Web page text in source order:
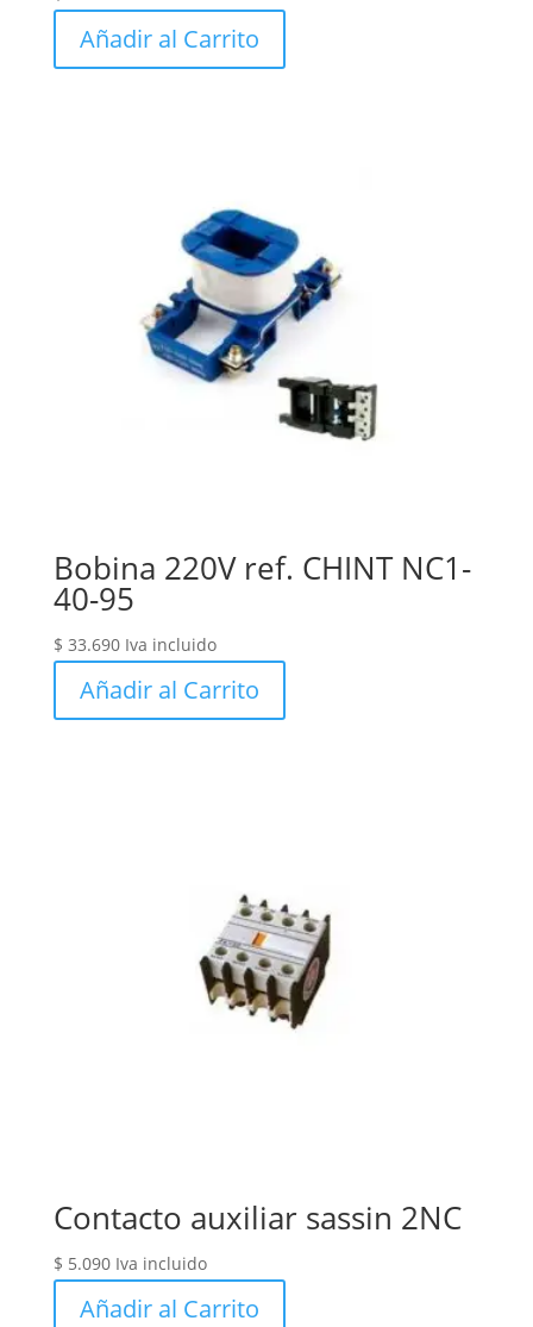
Añadir al Carrito
Bobina 220V ref. CHINT NC1-
40-95
$ 33.690 Iva incluido
Añadir al Carrito
Contacto auxiliar sassin 2NC
$ 5.090 Iva incluido
Añadir al Carrito